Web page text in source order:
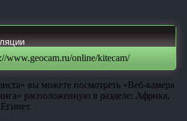
www.geocam.ru/online/kitecam/
вы можете посмотреть «Веб-камера
расположенную в разделе: Африка,